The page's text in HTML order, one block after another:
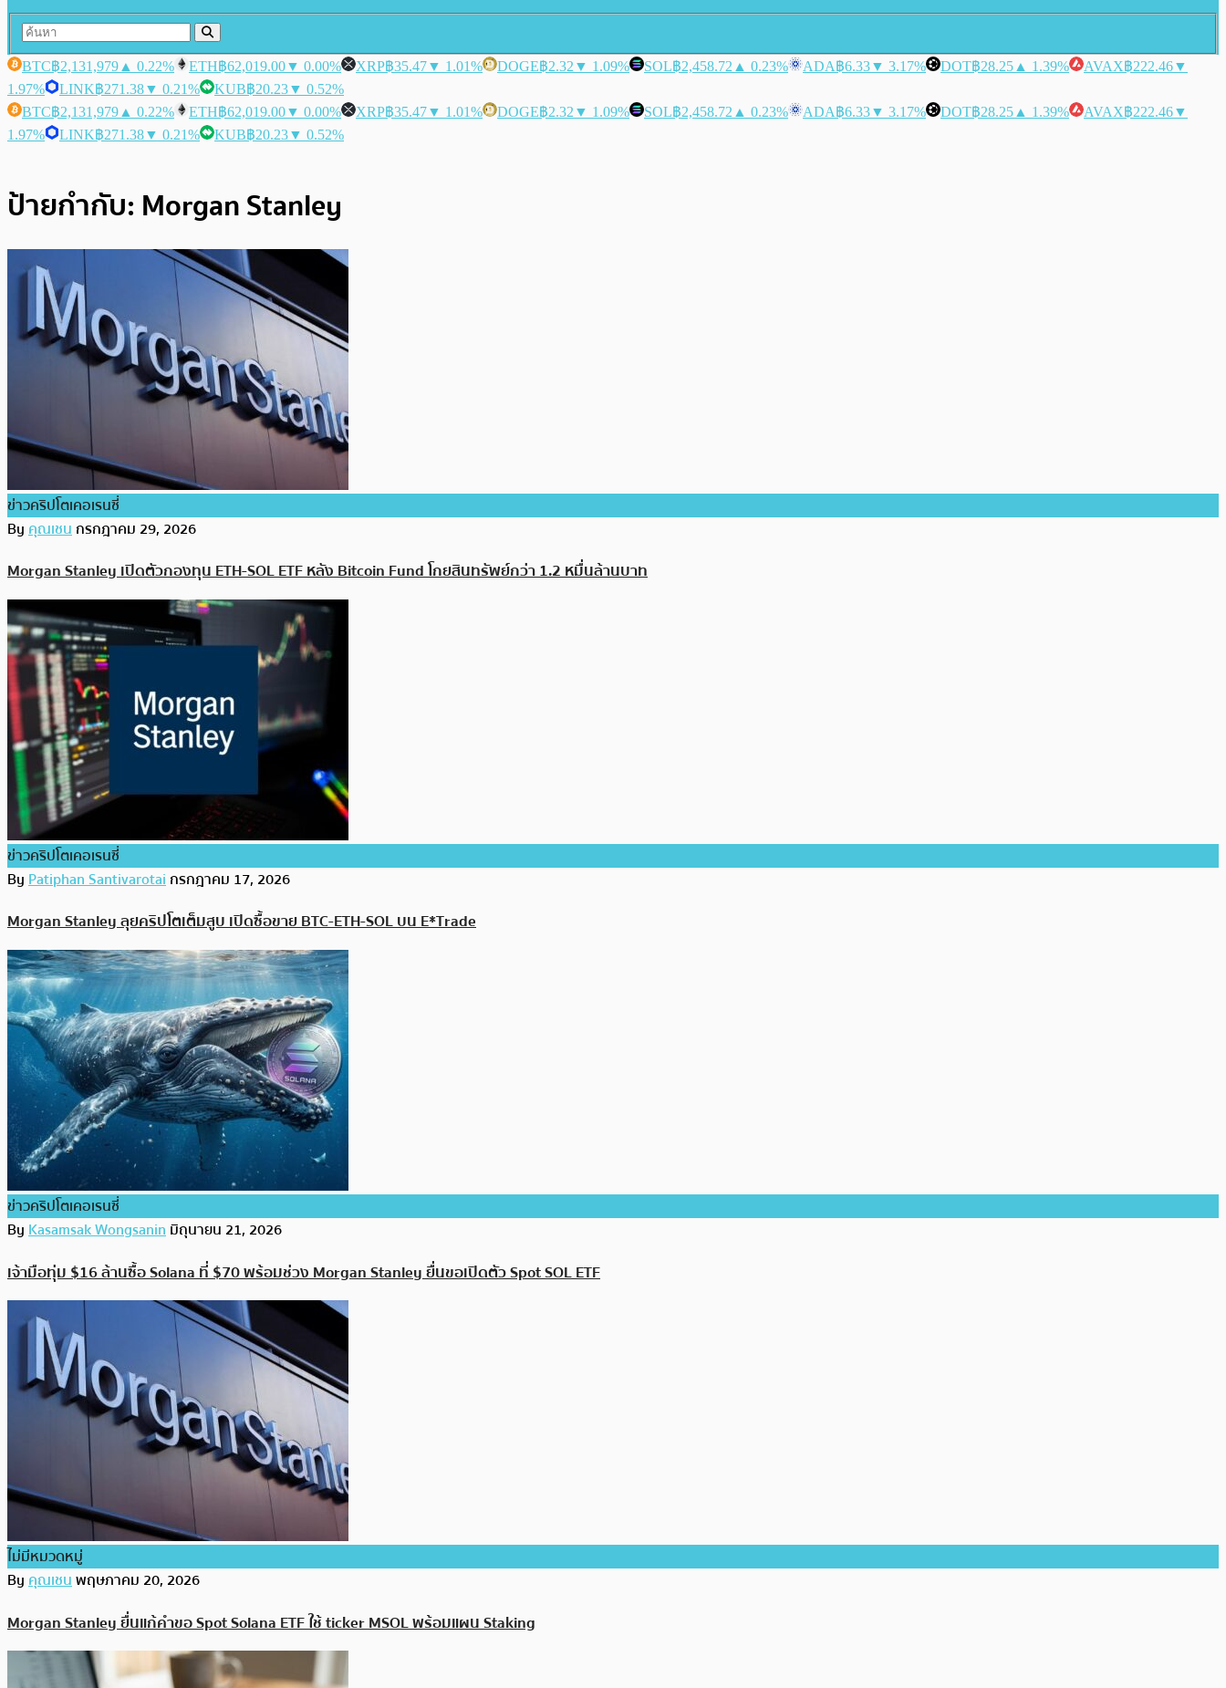
BTC฿2,131,979 ▲ 0.22% ETH฿62,019.00▼ 0.00% XRP฿35.47▼ 1.01% DOGE฿2.32 ▼ 1.09% SOL฿2,458.72 ▲ 0.23% ADA฿6.33▼ 3.17% DOT฿28.25 ▲ 1.39% AVAX฿222.46▼
1.97%
LINK฿271.38▼ 0.21% KUB฿20.23▼ 0.52%
BTC฿2,131,979 ▲ 0.22% ETH฿62,019.00▼ 0.00% XRP฿35.47▼ 1.01% DOGE฿2.32 ▼ 1.09% SOL฿2,458.72 ▲ 0.23% ADA฿6.33▼ 3.17% DOT฿28.25 ▲ 1.39% AVAX฿222.46▼
1.97%
LINK฿271.38▼ 0.21% KUB฿20.23▼ 0.52%
ป้ายกำกับ: Morgan Stanley
ข่าวคริปโตเคอเรนซี่
Byคุณเชนกรกฎาคม 29, 2026
Morgan Stanley เปิดตัวกองทุน ETH-SOL ETF หลัง Bitcoin Fund โกยสินทรัพย์กว่า 1.2 หมื่นล้านบาท
ข่าวคริปโตเคอเรนซี่
ByPatiphan Santivarotaiกรกฎาคม 17, 2026
Morgan Stanley ลุยคริปโตเต็มสูบ เปิดซื้อขาย BTC-ETH-SOL บน E*Trade
ข่าวคริปโตเคอเรนซี่
ByKasamsak Wongsaninมิถุนายน 21, 2026
เจ้ามือทุ่ม $16 ล้านซื้อ Solana ที่ $70 พร้อมช่วง Morgan Stanley ยื่นขอเปิดตัว Spot SOL ETF
ไม่มีหมวดหมู่
Byคุณเชนพฤษภาคม 20, 2026
Morgan Stanley ยื่นแก้คำขอ Spot Solana ETF ใช้ ticker MSOL พร้อมแผน Staking